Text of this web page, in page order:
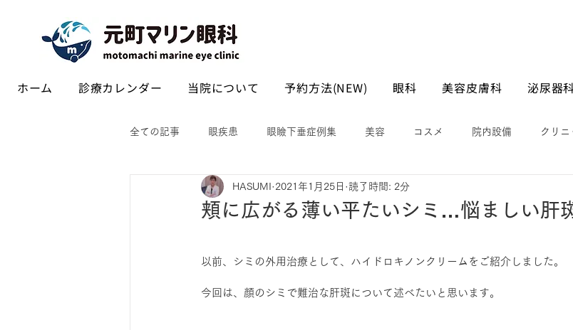
ホーム 診療カレンダー 当院について 予約方法(NEW) 眼科 美容皮膚科 泌尿器
全ての記事 眼疾患 眼瞼下垂症例集 美容 コスメ 院内設備 クリニ
頬に広がる薄い平たいシミ…悩ましい肝
HASUMI 2021年1月25日 読了時間: 2分
以前、シミの外用治療として、ハイドロキノンクリームをご紹介しました。
今回は、顔のシミで難治な肝斑について述べたいと思います。